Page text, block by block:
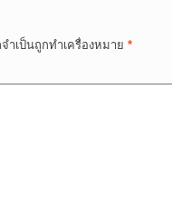
ำเป็นถูกทำเครื่องหมาย *